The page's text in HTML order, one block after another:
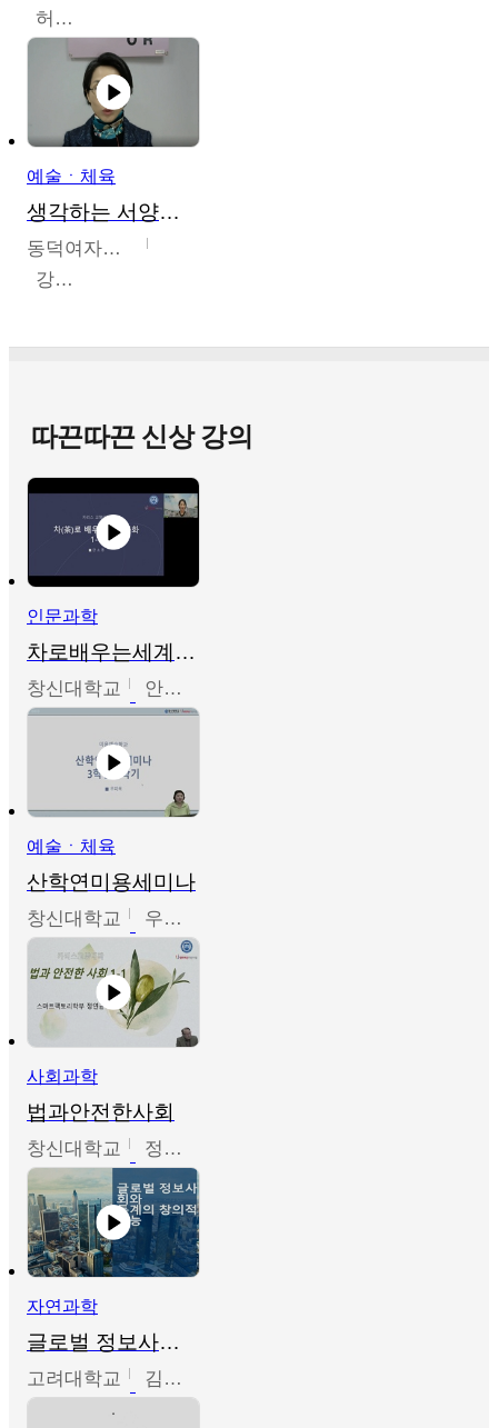
허정록
예술ㆍ체육
생각하는 서양미술의 이해
동덕여자대학교
강수미
따끈따끈 신상 강의
인문과학
차로배우는세계문화
창신대학교 안소영
예술ㆍ체육
산학연미용세미나
창신대학교 우미옥,오윤경,박선이
사회과학
법과안전한사회
창신대학교 정연균
자연과학
글로벌 정보사회와 통계의 창의적 기능
고려대학교 김희영